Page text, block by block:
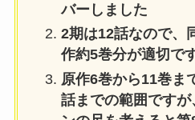
バーしました
2期は12話なので、
作約5巻分が適切で
原作6巻から11巻ま
話までの範囲です